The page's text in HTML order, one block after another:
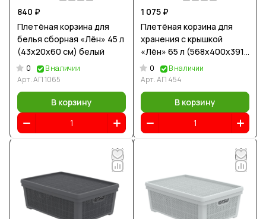
840 ₽
Плетёная корзина для
белья сборная «Лён» 45 л
(43х20х60 см) белый
0
В наличии
Арт.АП 1065
В корзину
1 075 ₽
Плетёная корзина для
хранения с крышкой
«Лён» 65 л (568х400х391
мм) слоновая кость
0
В наличии
Арт.АП 454
В корзину